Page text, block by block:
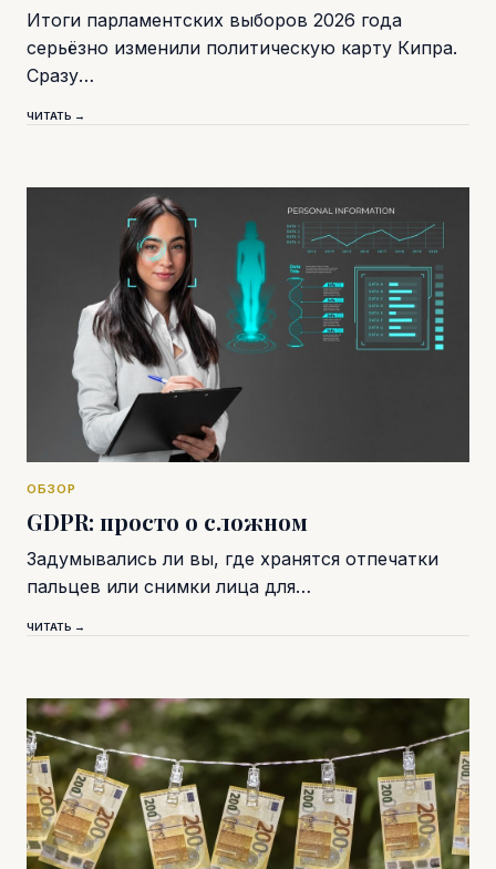
Итоги парламентских выборов 2026 года
серьёзно изменили политическую карту Кипра.
Сразу…
ЧИТАТЬ →
ОБЗОР
GDPR: просто о сложном
Задумывались ли вы, где хранятся отпечатки
пальцев или снимки лица для…
ЧИТАТЬ →